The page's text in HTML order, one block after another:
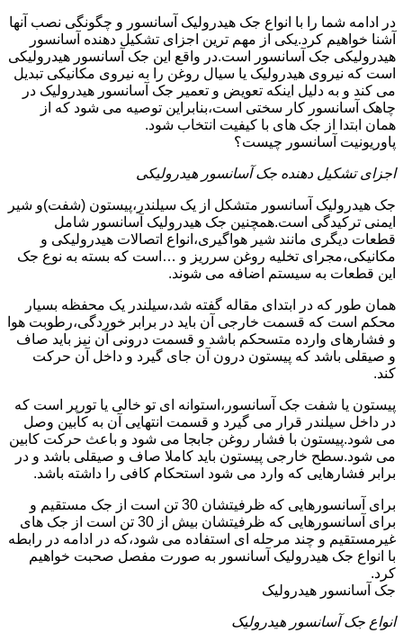
در ادامه شما را با انواع جک هیدرولیک آسانسور و چگونگی نصب آنها
آشنا خواهیم کرد.یکی از مهم ترین اجزای تشکیل دهنده آسانسور
هیدرولیکی جک آسانسور است.در واقع این جک آسانسور هیدرولیکی
است که نیروی هیدرولیک یا سیال روغن را به نیروی مکانیکی تبدیل
می کند و به دلیل اینکه تعویض و تعمیر جک آسانسور هیدرولیک در
چاهک آسانسور کار سختی است،بنابراین توصیه می شود که از
همان ابتدا از جک های با کیفیت انتخاب شود.
پاوریونیت آسانسور چیست؟
اجزای تشکیل دهنده جک آسانسور هیدرولیکی
جک هیدرولیک آسانسور متشکل از یک سیلندر،پیستون (شفت)و شیر
ایمنی ترکیدگی است.همچنین جک هیدرولیک آسانسور شامل
قطعات دیگری مانند شیر هواگیری،انواع اتصالات هیدرولیکی و
مکانیکی،مجرای تخلیه روغن سرریز و …است که بسته به نوع جک
این قطعات به سیستم اضافه می شوند.
همان طور که در ابتدای مقاله گفته شد،سیلندر یک محفظه بسیار
محکم است که قسمت خارجی آن باید در برابر خوردگی،رطوبت هوا
و فشارهای وارده متسحکم باشد و قسمت درونی آن نیز باید صاف
و صیقلی باشد که پیستون درون آن جای گیرد و داخل آن حرکت
کند.
پیستون یا شفت جک آسانسور،استوانه ای تو خالی یا تورپر است که
در داخل سیلندر قرار می گیرد و قسمت انتهایی آن به کابین وصل
می شود.پیستون با فشار روغن جابجا می شود و باعث حرکت کابین
می شود.سطح خارجی پیستون باید کاملا صاف و صیقلی باشد و در
برابر فشارهایی که وارد می شود استحکام کافی را داشته باشد.
برای آسانسورهایی که ظرفیتشان 30 تن است از جک مستقیم و
برای آسانسورهایی که ظرفیتشان بیش از 30 تن است از جک های
غیرمستقیم و چند مرحله ای استفاده می شود،که در ادامه در رابطه
با انواع جک هیدرولیک آسانسور به صورت مفصل صحبت خواهیم
کرد.
جک آسانسور هیدرولیک
انواع جک آسانسور هیدرولیک